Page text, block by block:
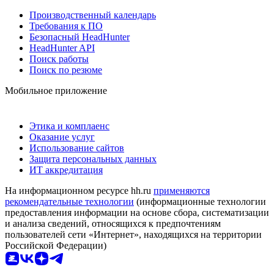
Производственный календарь
Требования к ПО
Безопасный HeadHunter
HeadHunter API
Поиск работы
Поиск по резюме
Мобильное приложение
Этика и комплаенс
Оказание услуг
Использование сайтов
Защита персональных данных
ИТ аккредитация
На информационном ресурсе hh.ru применяются
рекомендательные технологии (информационные технологии
предоставления информации на основе сбора, систематизации
и анализа сведений, относящихся к предпочтениям
пользователей сети «Интернет», находящихся на территории
Российской Федерации)